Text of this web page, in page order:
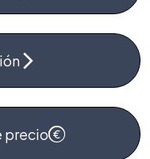
precio